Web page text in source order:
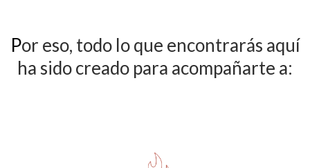
Por eso, todo lo que encontrarás aquí
ha sido creado para acompañarte a: